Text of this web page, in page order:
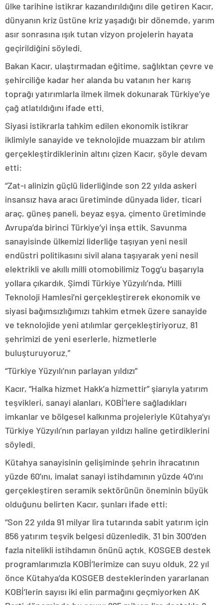
ülke tarihine istikrar kazandırıldığını dile getiren Kacır,
dünyanın kriz üstüne kriz yaşadığı bir dönemde, yarım
asır sonrasına ışık tutan vizyon projelerin hayata
geçirildiğini söyledi.
Bakan Kacır, ulaştırmadan eğitime, sağlıktan çevre ve
şehirciliğe kadar her alanda bu vatanın her karış
toprağı yatırımlarla ilmek ilmek dokunarak Türkiye’ye
çağ atlatıldığını ifade etti.
Siyasi istikrarla tahkim edilen ekonomik istikrar
iklimiyle sanayide ve teknolojide muazzam bir atılım
gerçekleştirdiklerinin altını çizen Kacır, şöyle devam
etti:
“Zat-ı alinizin güçlü liderliğinde son 22 yılda askeri
insansız hava aracı üretiminde dünyada lider, ticari
araç, güneş paneli, beyaz eşya, çimento üretiminde
Avrupa’da birinci Türkiye’yi inşa ettik. Savunma
sanayisinde ülkemizi liderliğe taşıyan yeni nesil
endüstri politikasını sivil alana taşıyarak yeni nesil
elektrikli ve akıllı milli otomobilimiz Togg’u başarıyla
yollara çıkardık. Şimdi Türkiye Yüzyılı’nda, Milli
Teknoloji Hamlesi’ni gerçekleştirerek ekonomik ve
siyasi bağımsızlığımızı tahkim etmek üzere sanayide
ve teknolojide yeni atılımlar gerçekleştiriyoruz. 81
şehrimizi de yeni eserlerle, hizmetlerle
buluşturuyoruz.”
“Türkiye Yüzyılı’nın parlayan yıldızı”
Kacır, “Halka hizmet Hakk’a hizmettir” şiarıyla yatırım
teşvikleri, sanayi alanları, KOBİ’lere sağladıkları
imkanlar ve bölgesel kalkınma projeleriyle Kütahya’yı
Türkiye Yüzyılı’nın parlayan yıldızı haline getirdiklerini
söyledi.
Kütahya sanayisinin gelişiminde şehrin ihracatının
yüzde 60’ını, imalat sanayi istihdamının yüzde 40’ını
gerçekleştiren seramik sektörünün öneminin büyük
olduğunu belirten Kacır, şunları ifade etti:
“Son 22 yılda 91 milyar lira tutarında sabit yatırım için
856 yatırım teşvik belgesi düzenledik. 31 bin 300’den
fazla nitelikli istihdamın önünü açtık. KOSGEB destek
programlarımızla KOBİ’lerimize can suyu olduk. 22 yıl
önce Kütahya’da KOSGEB desteklerinden yararlanan
KOBİ’lerin sayısı iki elin parmağını geçmiyorken AK